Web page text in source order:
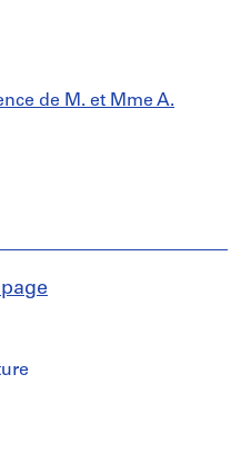
de M. et Mme A.